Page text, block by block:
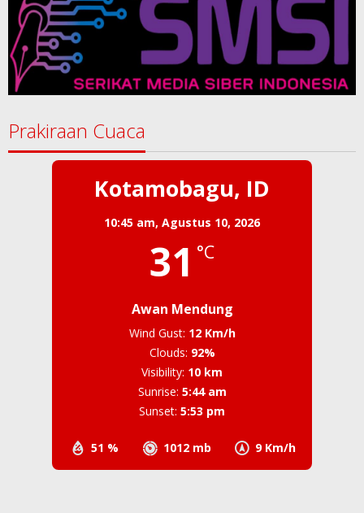
Prakiraan Cuaca
Kotamobagu, ID
10:45 am, Agustus 10, 2026
31 °C
Awan Mendung
51 % 1012 mb 9 Km/h
Wind Gust: 12 Km/h
Clouds: 92%
Visibility: 10 km
Sunrise: 5:44 am
Sunset: 5:53 pm